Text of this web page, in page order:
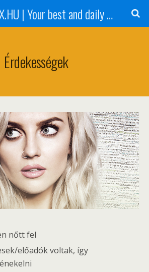
LITTLEMIX.HU | Your best and daily updated fansite about Little Mix
Érdekességek
nőtt fel
előadók voltak, így